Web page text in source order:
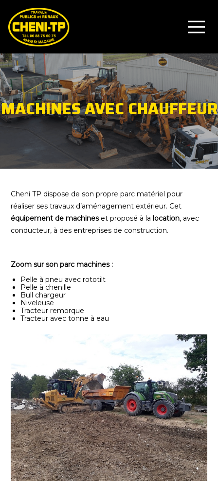
MACHINES AVEC CHAUFFEUR
Cheni TP dispose de son propre parc matériel pour
réaliser ses travaux d’aménagement extérieur. Cet
équipement de machineset proposé à la location, avec
conducteur, à des entreprises de construction.
Zoom sur son parc machines :
Pelle à pneu avec rototilt
Pelle à chenille
Bull chargeur
Niveleuse
Tracteur remorque
Tracteur avec tonne à eau